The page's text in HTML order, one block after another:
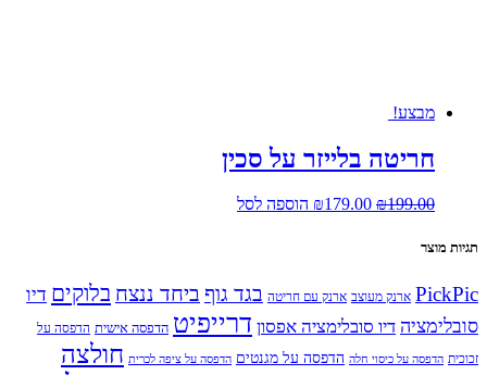
מבצע!
חריטה בלייזר על סכין
₪199.00
המחיר ₪179.00
המחיר
הוספה לסל
תגיות מוצר
PickPic ארנק מעוצב ארנק עם חריטה בגד גוף ביחד ננצח בלוקים דיו
סובלימציה דיו סובלימציה אפסון דרייפיט הדפסה אישית הדפסה על
זכוכית הדפסה על כיסוי חלה הדפסה על מגנטים הדפסה על ציפה לכרית חולצה